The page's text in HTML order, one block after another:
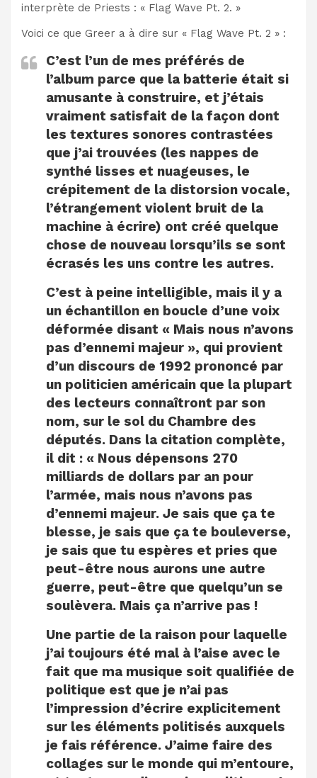
interprète de Priests : « Flag Wave Pt. 2. »
Voici ce que Greer a à dire sur « Flag Wave Pt. 2 » :
C’est l’un de mes préférés de
l’album parce que la batterie était si
amusante à construire, et j’étais
vraiment satisfait de la façon dont
les textures sonores contrastées
que j’ai trouvées (les nappes de
synthé lisses et nuageuses, le
crépitement de la distorsion vocale,
l’étrangement violent bruit de la
machine à écrire) ont créé quelque
chose de nouveau lorsqu’ils se sont
écrasés les uns contre les autres.
C’est à peine intelligible, mais il y a
un échantillon en boucle d’une voix
déformée disant « Mais nous n’avons
pas d’ennemi majeur », qui provient
d’un discours de 1992 prononcé par
un politicien américain que la plupart
des lecteurs connaîtront par son
nom, sur le sol du Chambre des
députés. Dans la citation complète,
il dit : « Nous dépensons 270
milliards de dollars par an pour
l’armée, mais nous n’avons pas
d’ennemi majeur. Je sais que ça te
blesse, je sais que ça te bouleverse,
je sais que tu espères et pries que
peut-être nous aurons une autre
guerre, peut-être que quelqu’un se
soulèvera. Mais ça n’arrive pas !
Une partie de la raison pour laquelle
j’ai toujours été mal à l’aise avec le
fait que ma musique soit qualifiée de
politique est que je n’ai pas
l’impression d’écrire explicitement
sur les éléments politisés auxquels
je fais référence. J’aime faire des
collages sur le monde qui m’entoure,